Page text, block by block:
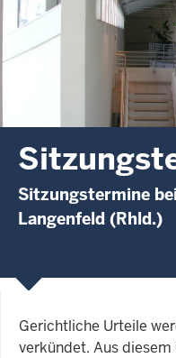
Sitzungstermine
Langenfeld (Rhld.)
Gerichtliche Urteile
verkündet. Aus diesem